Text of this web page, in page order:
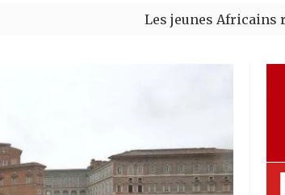
Les jeunes Africains